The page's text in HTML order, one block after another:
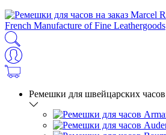
French Manufacture of Fine Leathergoods
Ремешки для швейцарских часов